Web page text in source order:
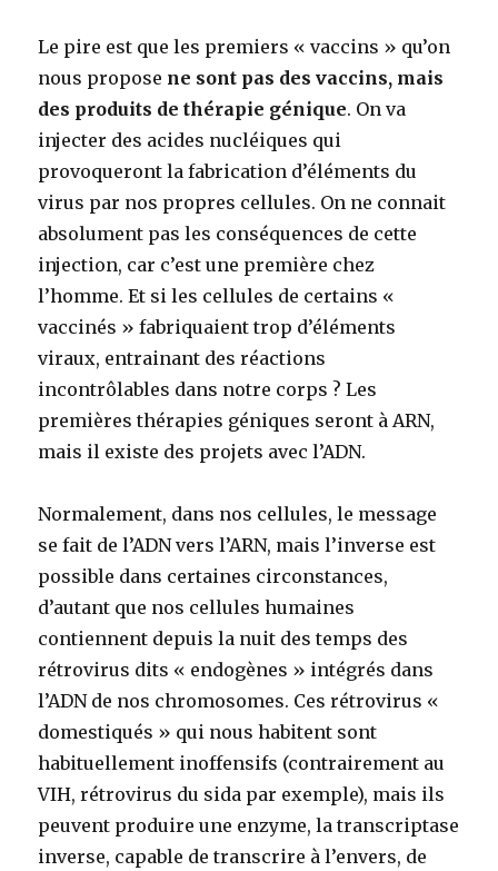
Le pire est que les premiers « vaccins » qu’on
nous propose ne sont pas des vaccins, mais
des produits de thérapie génique. On va
injecter des acides nucléiques qui
provoqueront la fabrication d’éléments du
virus par nos propres cellules. On ne connait
absolument pas les conséquences de cette
injection, car c’est une première chez
l’homme. Et si les cellules de certains «
vaccinés » fabriquaient trop d’éléments
viraux, entrainant des réactions
incontrôlables dans notre corps ? Les
premières thérapies géniques seront à ARN,
mais il existe des projets avec l’ADN.
Normalement, dans nos cellules, le message
se fait de l’ADN vers l’ARN, mais l’inverse est
possible dans certaines circonstances,
d’autant que nos cellules humaines
contiennent depuis la nuit des temps des
rétrovirus dits « endogènes » intégrés dans
l’ADN de nos chromosomes. Ces rétrovirus «
domestiqués » qui nous habitent sont
habituellement inoffensifs (contrairement au
VIH, rétrovirus du sida par exemple), mais ils
peuvent produire une enzyme, la transcriptase
inverse, capable de transcrire à l’envers, de